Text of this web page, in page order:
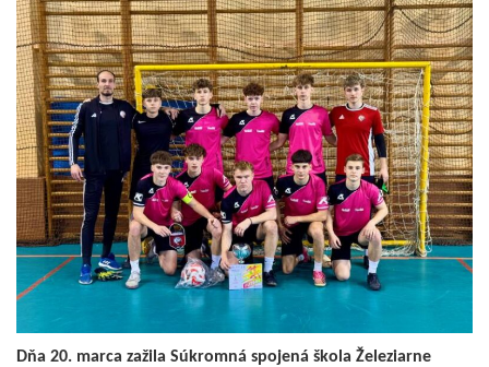
Dňa 20. marca zažila Súkromná spojená škola Železiarne